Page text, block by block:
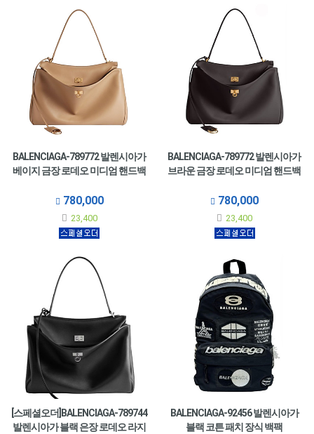
BALENCIAGA-789772 발렌시아가
베이지 금장 로데오 미디엄 핸드백
780,000
23,400
BALENCIAGA-789772 발렌시아가
브라운 금장 로데오 미디엄 핸드백
780,000
23,400
[스페셜오더]BALENCIAGA-789744
발렌시아가 블랙 은장 로데오 라지
BALENCIAGA-92456 발렌시아가
블랙 코튼 패치 장식 백팩